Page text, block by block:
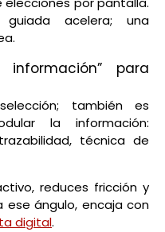
guiada acelera; una
para
también es
la información:
técnica de
reduces fricción y
ese ángulo, encaja con
digital.